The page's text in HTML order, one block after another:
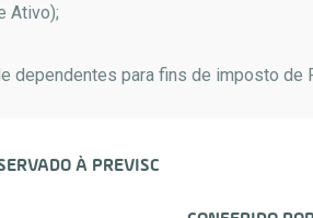
Ativo);
dependentes para fins de imposto de
À PREVISC